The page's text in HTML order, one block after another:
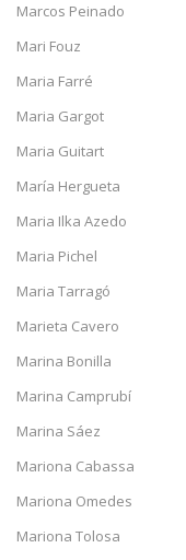
Marcos Peinado
Mari Fouz
Maria Farré
Maria Gargot
Maria Guitart
María Hergueta
Maria Ilka Azedo
Maria Pichel
Maria Tarragó
Marieta Cavero
Marina Bonilla
Marina Camprubí
Marina Sáez
Mariona Cabassa
Mariona Omedes
Mariona Tolosa